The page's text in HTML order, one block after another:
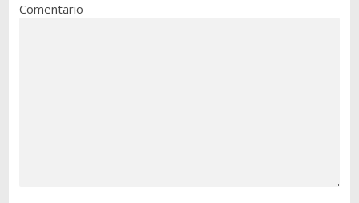
Comentario